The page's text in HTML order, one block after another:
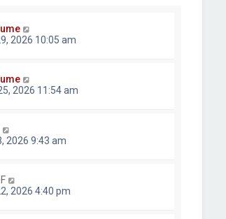
2026 10:05 am
2026 11:54 am
2026 9:43 am
2026 4:40 pm